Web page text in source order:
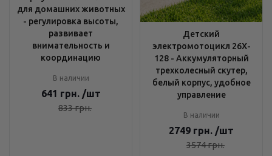
для домашних животных
- регулировка высоты,
развивает
внимательность и
координацию
В наличии
641 грн. /шт
833грн.
Детский
электромотоцикл 26X-
128 - Аккумуляторный
трехколесный скутер,
белый корпус, удобное
управление
В наличии
2749 грн. /шт
3574грн.